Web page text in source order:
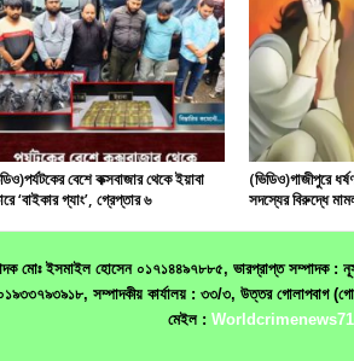
বেশে কক্সবাজার থেকে ইয়াবা
‘বাইকার গ্যাং’, গ্রেপ্তার ৬
(ভিডিও)গাজীপুরে
সদস্যের বিরুদ্ধে
মোঃ ইসমাইল হোসেন ০১৭১৪৪৯৭৮৮৫, ভারপ্রাপ্ত সম্পাদক :
০১৯৩৩৭৯৩৯১৮, সম্পাদকীয় কার্যালয় : ৩৩/৩, উত্তর
মেইল :